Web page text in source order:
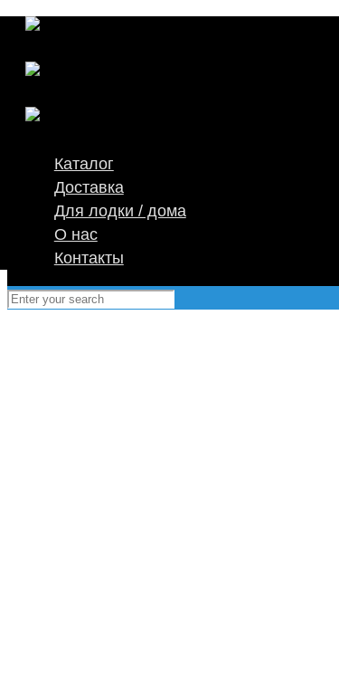
Каталог
Доставка
Для лодки / дома
О нас
Контакты